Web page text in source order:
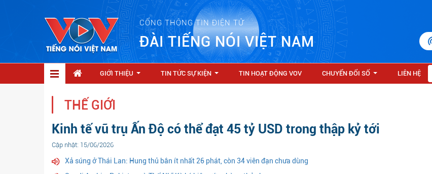
CỔNG THÔNG TIN ĐIỆN TỬ
ĐÀI TIẾNG NÓI VIỆT NAM
GIỚI THIỆU TIN TỨC SỰ KIỆN TIN HOẠT ĐỘNG VOV CHUYỂN ĐỔI SỐ LIÊN HỆ
THẾ GIỚI
Kinh tế vũ trụ Ấn Độ có thể đạt 45 tỷ USD trong thập kỷ tới
Cập nhật: 15/06/2026
Xả súng ở Thái Lan: Hung thủ bắn ít nhất 26 phát, còn 34 viên đạn chưa dùng